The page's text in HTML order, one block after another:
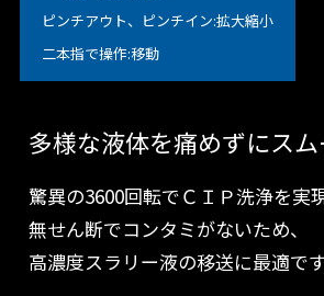
ピンチアウト、ピンチイン:拡大縮小
二本指で操作:移動
多様な液体を痛めずにス
驚異の3600回転でＣＩＰ洗浄を実現
無せん断でコンタミがないため、
高濃度スラリー液の移送に最適です